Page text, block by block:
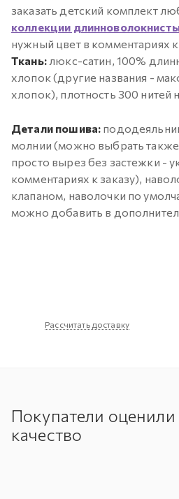
заказать детский комплект
коллекции
нужный цвет в комментариях к
Ткань:люкс-сатин, 100%
хлопок (другие названия -
хлопок), плотность 300 нитей
Детали пошива:
молнии (можно выбрать
просто вырез без застежки -
комментариях к заказу),
клапаном, наволочки по
можно добавить в
Рассчитать доставку
Покупатели
качество